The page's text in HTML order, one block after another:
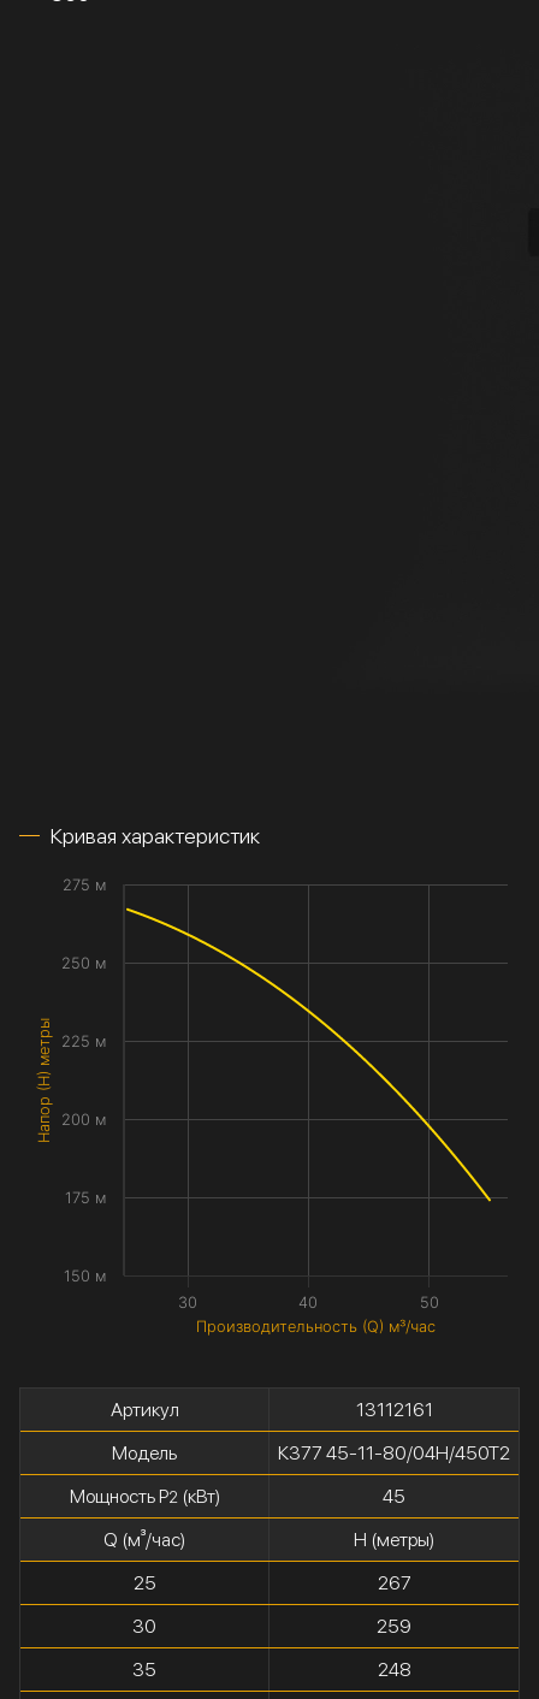
Кривая характеристик
Производительность (Q) м³/час
Напор (H) метры
30 40 50
200 м
150 м
175 м
225 м
250 м
275 м
Артикул
13112161
Модель
К377 45-11-80/04Н/450Т2
Мощность P2(кВт)
45
Q (м³/час)
H (метры)
25
267
30
259
35
248